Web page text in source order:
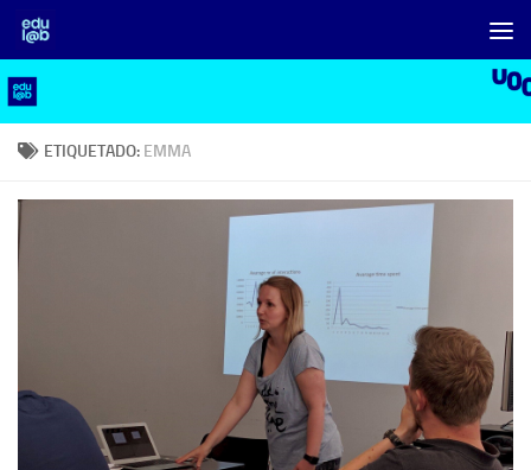
Saltar al contenido
ETIQUETADO: EMMA